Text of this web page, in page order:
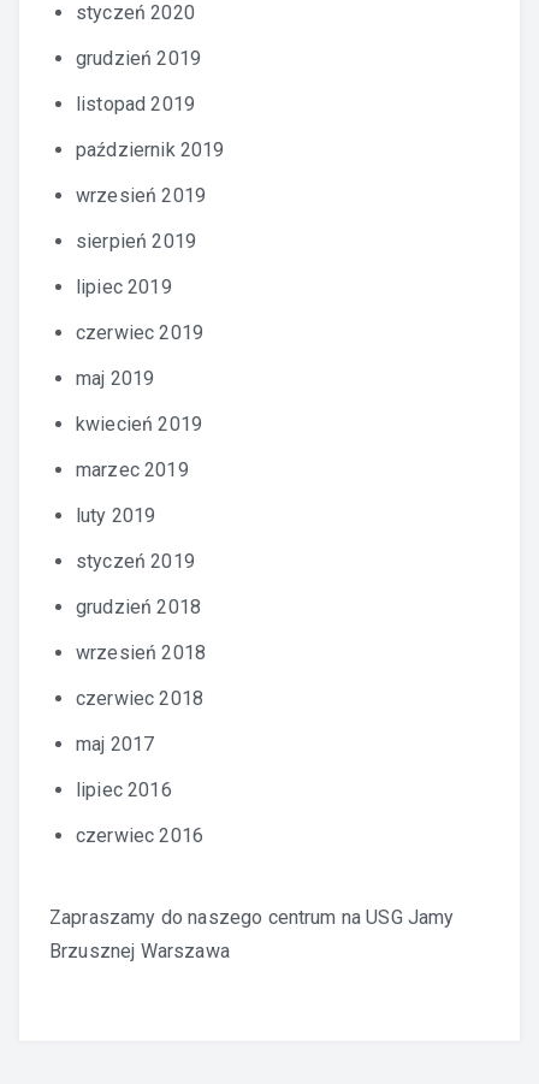
styczeń 2020
grudzień 2019
listopad 2019
październik 2019
wrzesień 2019
sierpień 2019
lipiec 2019
czerwiec 2019
maj 2019
kwiecień 2019
marzec 2019
luty 2019
styczeń 2019
grudzień 2018
wrzesień 2018
czerwiec 2018
maj 2017
lipiec 2016
czerwiec 2016
Zapraszamy do naszego centrum naUSG Jamy
Brzusznej Warszawa